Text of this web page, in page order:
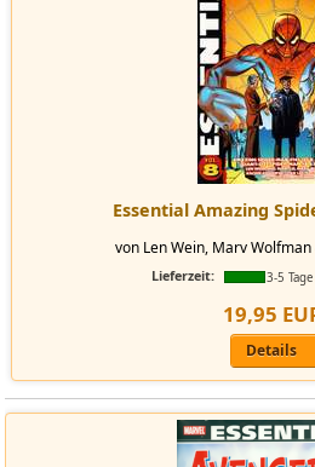
Essential Amazing
von Len Wein, Marv
Lieferzeit: 3-5
19,95
Details